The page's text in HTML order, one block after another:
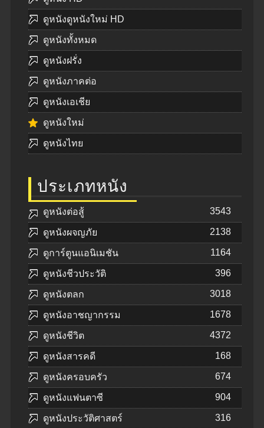
ดูหนังดูหนังใหม่ HD
ดูหนังทั้งหมด
ดูหนังฝรั่ง
ดูหนังภาคต่อ
ดูหนังเอเชีย
ดูหนังใหม่
ดูหนังไทย
ประเภทหนัง
ดูหนังต่อสู้ 3543
ดูหนังผจญภัย 2138
ดูการ์ตูนแอนิเมชัน 1164
ดูหนังชีวประวัติ 396
ดูหนังตลก 3018
ดูหนังอาชญากรรม 1678
ดูหนังชีวิต 4372
ดูหนังสารคดี 168
ดูหนังครอบครัว 674
ดูหนังแฟนตาซี 904
ดูหนังประวัติศาสตร์ 316